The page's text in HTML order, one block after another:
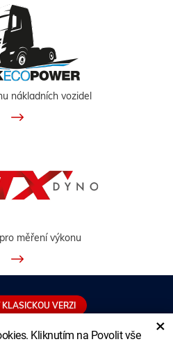
Kliknutím na Povolit vše
×
nákladních vozidel
měření výkonu
VERZI